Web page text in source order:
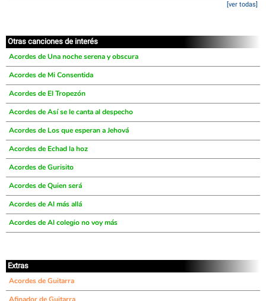
[ver todas]
Otras canciones de interés
Acordes de Una noche serena y obscura
Acordes de Mi Consentida
Acordes de El Tropezón
Acordes de Así se le canta al despecho
Acordes de Los que esperan a Jehová
Acordes de Echad la hoz
Acordes de Gurisito
Acordes de Quien será
Acordes de Al más allá
Acordes de Al colegio no voy más
Extras
Acordes de Guitarra